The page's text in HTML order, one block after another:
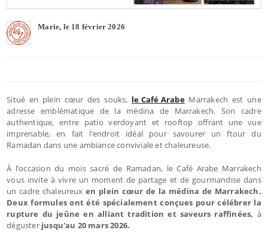
Marie, le 18 février 2026
Situé en plein cœur des souks, le Café ArabeMarrakech est une
adresse emblématique de la médina de Marrakech. Son cadre
authentique, entre patio verdoyant et rooftop offrant une vue
imprenable, en fait l’endroit idéal pour savourer un ftour du
Ramadan dans une ambiance conviviale et chaleureuse.
À l’occasion du mois sacré de Ramadan, le Café Arabe Marrakech
vous invite à vivre un moment de partage et de gourmandise dans
un cadre chaleureuxen plein cœur de la médina de Marrakech.
Deux formules ont été spécialement conçues pour célébrer la
rupture du jeûne en alliant tradition et saveurs raffinées, à
dégusterjusqu'au 20 mars 2026.